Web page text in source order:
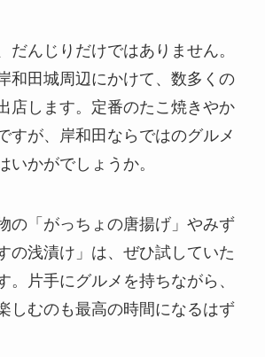
だんじりだけではありません。
和田城周辺にかけて、数多くの
店します。定番のたこ焼きやか
すが、岸和田ならではのグルメ
いかがでしょうか。
の「がっちょの唐揚げ」やみず
の浅漬け」は、ぜひ試していた
。片手にグルメを持ちながら、
しむのも最高の時間になるはず